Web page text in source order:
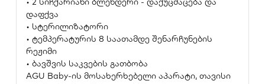
დაფქვა
• სტერილიზატორი
• ტემპერატურის 8 საათამდე შენარჩუნების
რეჟიმი
• ბავშვის საკვების გათბობა
AGU Baby-ის მოსახერხებელი აპარატი, თავისი